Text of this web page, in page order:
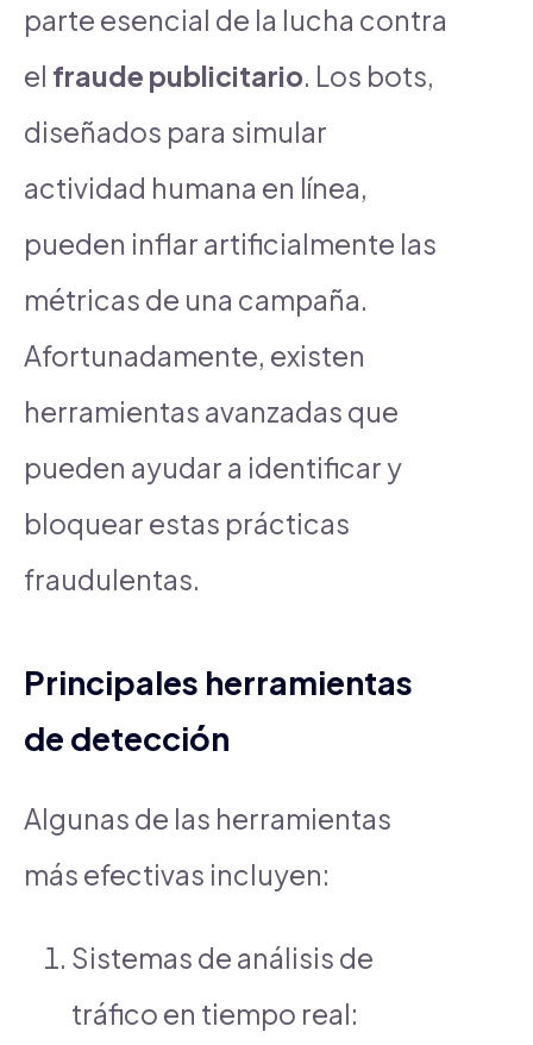
parte esencial de la lucha contra
el fraude publicitario. Los bots,
diseñados para simular
actividad humana en línea,
pueden inflar artificialmente las
métricas de una campaña.
Afortunadamente, existen
herramientas avanzadas que
pueden ayudar a identificar y
bloquear estas prácticas
fraudulentas.
Principales herramientas
de detección
Algunas de las herramientas
más efectivas incluyen:
Sistemas de análisis de
tráfico en tiempo real: